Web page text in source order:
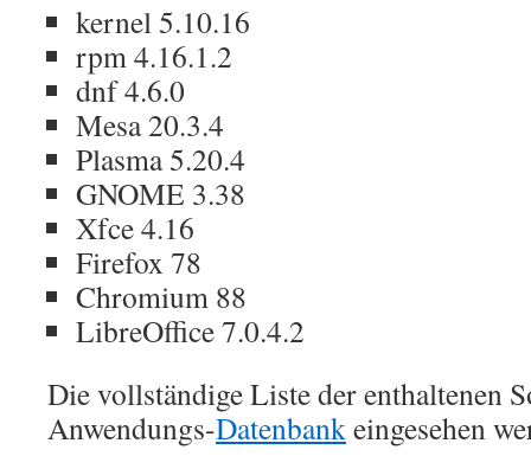
kernel 5.10.16
rpm 4.16.1.2
dnf 4.6.0
Mesa 20.3.4
Plasma 5.20.4
GNOME 3.38
Xfce 4.16
Firefox 78
Chromium 88
LibreOffice 7.0.4.2
Die vollständige Liste der enthaltenen
Anwendungs-Datenbankeingesehen